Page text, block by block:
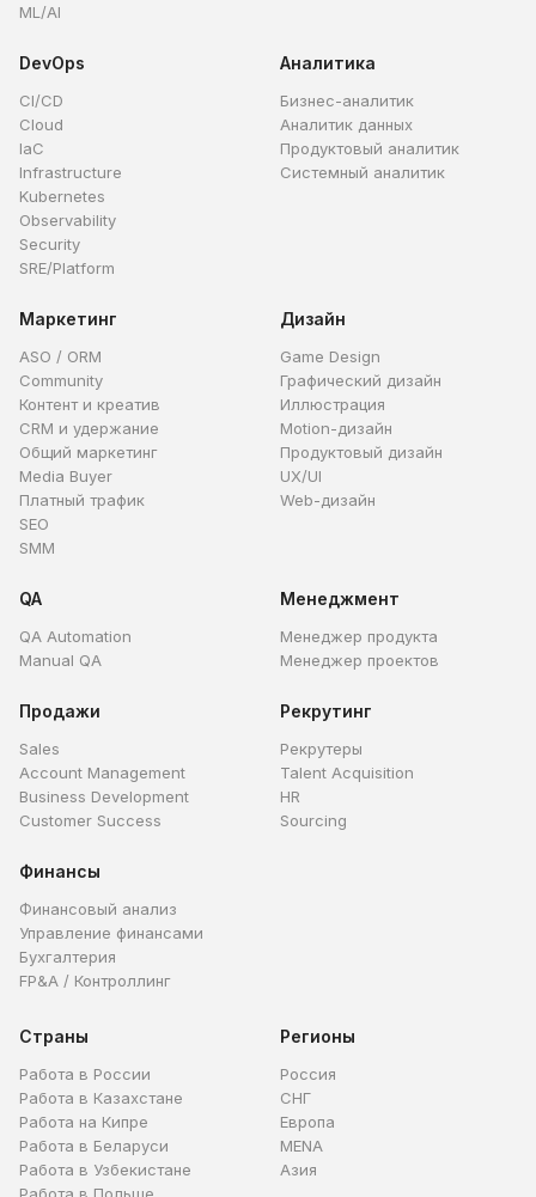
ML/AI
DevOps
CI/CD
Cloud
IaC
Infrastructure
Kubernetes
Observability
Security
SRE/Platform
Аналитика
Бизнес-аналитик
Аналитик данных
Продуктовый аналитик
Системный аналитик
Маркетинг
ASO / ORM
Community
Контент и креатив
CRM и удержание
Общий маркетинг
Media Buyer
Платный трафик
SEO
SMM
Дизайн
Game Design
Графический дизайн
Иллюстрация
Motion-дизайн
Продуктовый дизайн
UX/UI
Web-дизайн
QA
QA Automation
Manual QA
Менеджмент
Менеджер продукта
Менеджер проектов
Продажи
Sales
Account Management
Business Development
Customer Success
Рекрутинг
Рекрутеры
Talent Acquisition
HR
Sourcing
Финансы
Финансовый анализ
Управление финансами
Бухгалтерия
FP&A / Контроллинг
Страны
Работа в России
Работа в Казахстане
Работа на Кипре
Работа в Беларуси
Работа в Узбекистане
Регионы
Россия
СНГ
Европа
MENA
Азия